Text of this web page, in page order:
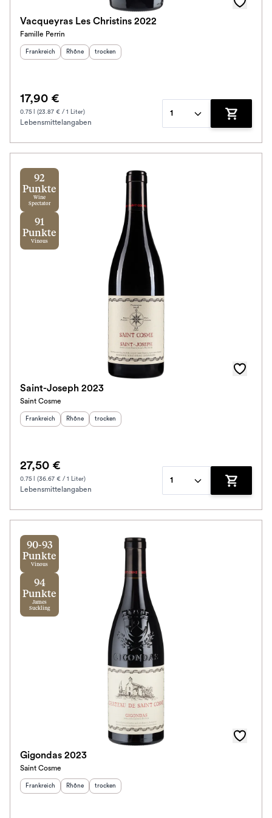
Vacqueyras Les Christins 2022
Famille Perrin
Herkunftsland
Frankreich Herkunftsregion:
Rhône Geschmack
trocken
17,90 €
0.75 l (23.87 € / 1 Liter)
Lebensmittelangaben
1
Zum
92
Punkte
Wine
Spectator
91
Punkte
Vinous
Saint-Joseph 2023
Saint Cosme
Herkunftsland
Frankreich Herkunftsregion:
Rhône Geschmack
trocken
27,50 €
0.75 l (36.67 € / 1 Liter)
Lebensmittelangaben
1
Zum
90-93
Punkte
Vinous
94
Punkte
James
Suckling
Gigondas 2023
Saint Cosme
Herkunftsland
Frankreich Herkunftsregion:
Rhône Geschmack
trocken